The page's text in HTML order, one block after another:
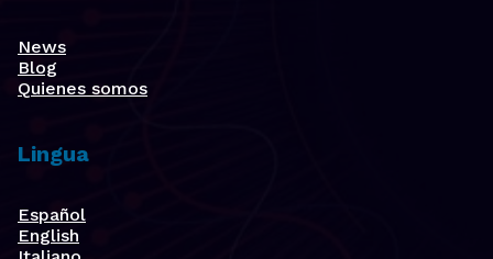
News
Blog
Quienes somos
Lingua
Español
English